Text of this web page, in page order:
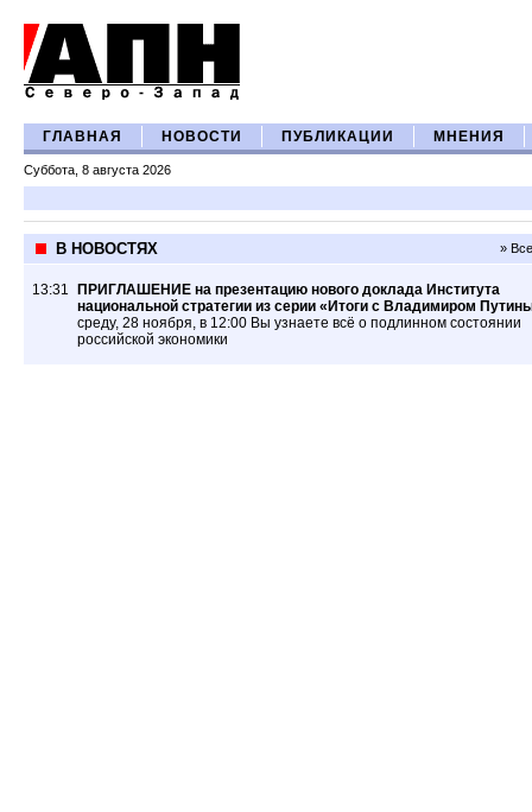
ГЛАВНАЯ НОВОСТИ ПУБЛИКАЦИИ МНЕНИЯ
Суббота, 8 августа 2026
В НОВОСТЯХ »
13:31
ПРИГЛАШЕНИЕ на презентацию нового доклада Института
национальной стратегии из серии «Итоги с Владимиром
среду, 28 ноября, в 12:00 Вы узнаете всё о подлинном состоянии
российской экономики